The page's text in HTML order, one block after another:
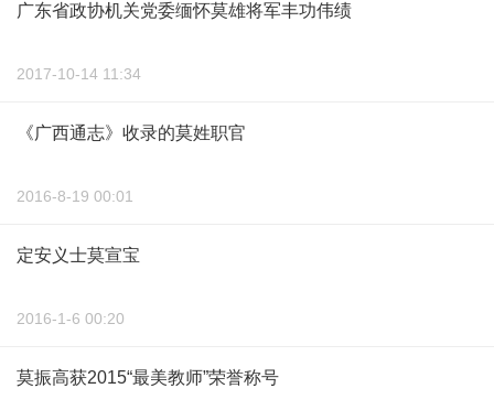
广东省政协机关党委缅怀莫雄将军丰功伟绩
2017-10-14 11:34
《广西通志》收录的莫姓职官
2016-8-19 00:01
定安义士莫宣宝
2016-1-6 00:20
莫振高获2015“最美教师”荣誉称号